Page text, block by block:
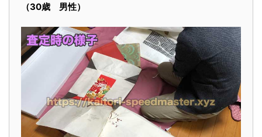
（30歳 男性）